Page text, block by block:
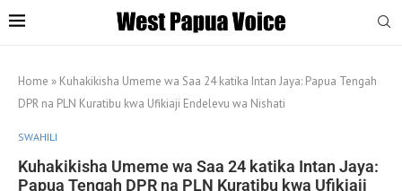
Home » Kuhakikisha Umeme wa Saa 24 katika Intan Jaya: Papua Tengah
DPR na PLN Kuratibu kwa Ufikiaji Endelevu wa Nishati
SWAHILI
Kuhakikisha Umeme wa Saa 24 katika Intan Jaya:
Papua Tengah DPR na PLN Kuratibu kwa Ufikiaji